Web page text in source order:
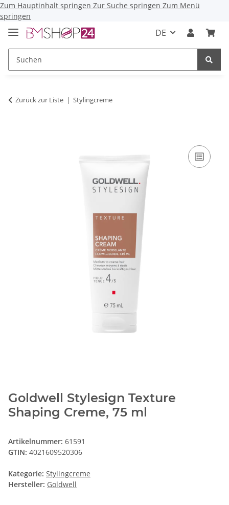
Zum Hauptinhalt springen Zur Suche springen Zum Menü
springen
DE
Zurück zur Liste Stylingcreme
Goldwell Stylesign Texture
Shaping Creme, 75 ml
Artikelnummer: 61591
GTIN: 4021609520306
Kategorie: Stylingcreme
Hersteller: Goldwell